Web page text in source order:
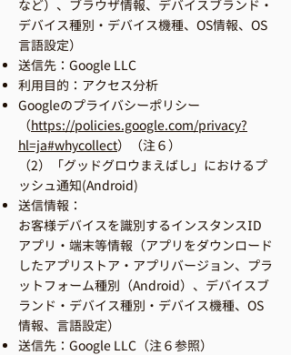
など）、ブラウザ情報、デバイスブランド・
デバイス種別・デバイス機種、OS情報、OS
言語設定）
送信先：Google LLC
利用目的：アクセス分析
Googleのプライバシーポリシー
（https://policies.google.com/privacy?
hl=ja#whycollect）（注６）
（2）「グッドグロウまえばし」におけるプ
ッシュ通知(Android)
送信情報：
お客様デバイスを識別するインスタンスID
アプリ・端末等情報（アプリをダウンロード
したアプリストア・アプリバージョン、プラ
ットフォーム種別（Android）、デバイスブ
ランド・デバイス種別・デバイス機種、OS
情報、言語設定）
送信先：Google LLC（注６参照）